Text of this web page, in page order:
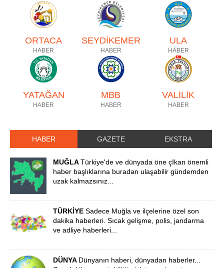
ORTACA
HABER
SEYDİKEMER
HABER
ULA
HABER
YATAĞAN
HABER
MBB
HABER
VALİLİK
HABER
HABER GAZETE EKSTRA
MUĞLATürkiye'de ve dünyada öne çIkan önemli
haber başlıklarına buradan ulaşabilir gündemden
uzak kalmazsınız...
TÜRKİYESadece Muğla ve ilçelerine özel son
dakika haberleri. Sıcak gelişme, polis, jandarma
ve adliye haberleri...
DÜNYA Dünyanın haberi, dünyadan haberler...